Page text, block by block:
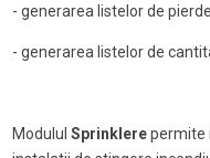
- generarea listelor de
- generarea listelor de
Modulul Sprinklerepermite